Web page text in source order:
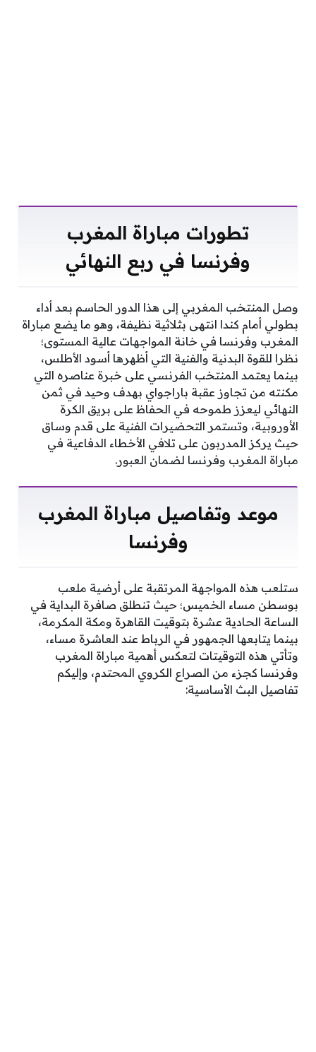
تطورات مباراة المغرب
وفرنسا في ربع النهائي
وصل المنتخب المغربي إلى هذا الدور الحاسم بعد أداء
بطولي أمام كندا انتهى بثلاثية نظيفة، وهو ما يضع مباراة
المغرب وفرنسا في خانة المواجهات عالية المستوى؛
نظرا للقوة البدنية والفنية التي أظهرها أسود الأطلس،
بينما يعتمد المنتخب الفرنسي على خبرة عناصره التي
مكنته من تجاوز عقبة باراجواي بهدف وحيد في ثمن
النهائي ليعزز طموحه في الحفاظ على بريق الكرة
الأوروبية، وتستمر التحضيرات الفنية على قدم وساق
حيث يركز المدربون على تلافي الأخطاء الدفاعية في
مباراة المغرب وفرنسا لضمان العبور.
موعد وتفاصيل مباراة المغرب
وفرنسا
ستلعب هذه المواجهة المرتقبة على أرضية ملعب
بوسطن مساء الخميس؛ حيث تنطلق صافرة البداية في
الساعة الحادية عشرة بتوقيت القاهرة ومكة المكرمة،
بينما يتابعها الجمهور في الرباط عند العاشرة مساء،
وتأتي هذه التوقيتات لتعكس أهمية مباراة المغرب
وفرنسا كجزء من الصراع الكروي المحتدم، وإليكم
تفاصيل البث الأساسية: